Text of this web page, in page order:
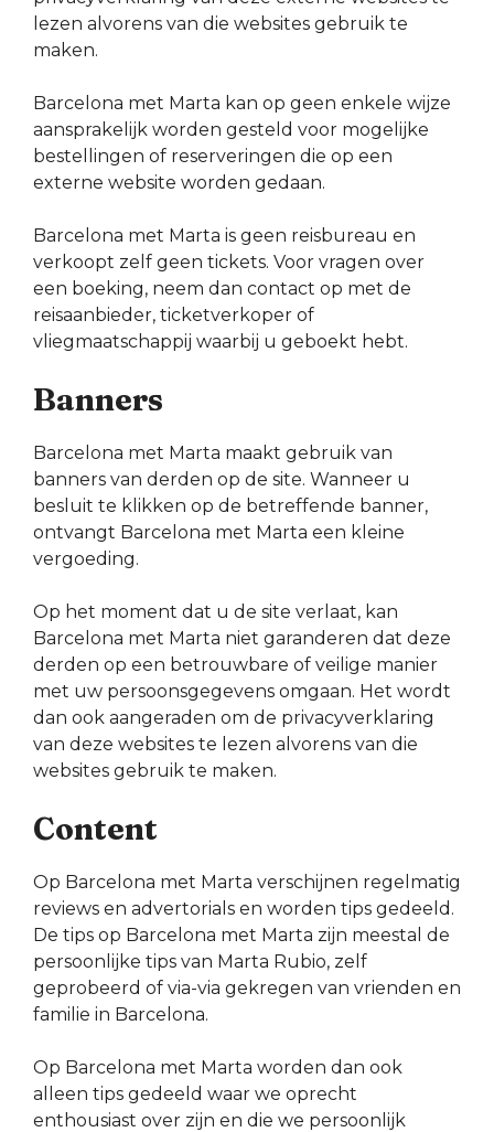
lezen alvorens van die websites gebruik te
maken.
Barcelona met Marta kan op geen enkele wijze
aansprakelijk worden gesteld voor mogelijke
bestellingen of reserveringen die op een
externe website worden gedaan.
Barcelona met Marta is geen reisbureau en
verkoopt zelf geen tickets. Voor vragen over
een boeking, neem dan contact op met de
reisaanbieder, ticketverkoper of
vliegmaatschappij waarbij u geboekt hebt.
Banners
Barcelona met Marta maakt gebruik van
banners van derden op de site. Wanneer u
besluit te klikken op de betreffende banner,
ontvangt Barcelona met Marta een kleine
vergoeding.
Op het moment dat u de site verlaat, kan
Barcelona met Marta niet garanderen dat deze
derden op een betrouwbare of veilige manier
met uw persoonsgegevens omgaan. Het wordt
dan ook aangeraden om de privacyverklaring
van deze websites te lezen alvorens van die
websites gebruik te maken.
Content
Op Barcelona met Marta verschijnen regelmatig
reviews en advertorials en worden tips gedeeld.
De tips op Barcelona met Marta zijn meestal de
persoonlijke tips van Marta Rubio, zelf
geprobeerd of via-via gekregen van vrienden en
familie in Barcelona.
Op Barcelona met Marta worden dan ook
alleen tips gedeeld waar we oprecht
enthousiast over zijn en die we persoonlijk